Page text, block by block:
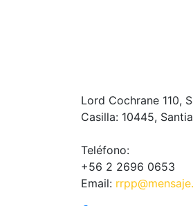
Lord Cochrane 110,
Casilla: 10445,
Teléfono:
+56 2 2696 0653
Email: